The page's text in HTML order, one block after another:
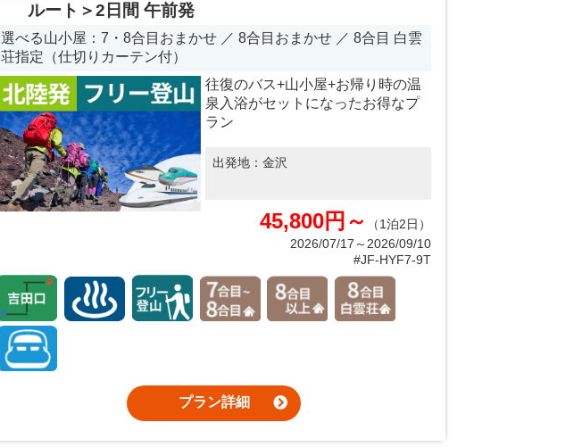
ルート＞2日間 午前発
選べる山小屋：7・8合目おまかせ ／ 8合目おまかせ ／ 8合目 白雲
荘指定（仕切りカーテン付）
往復のバス+山小屋+お帰り時の温
泉入浴がセットになったお得なプ
ラン
出発地： 金沢
45,800円～
（1泊2日）
2026/07/17～2026/09/10
#JF-HYF7-9T
プラン詳細